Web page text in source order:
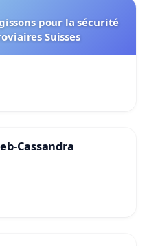
pour la sécurité
Suisses
Cassandra